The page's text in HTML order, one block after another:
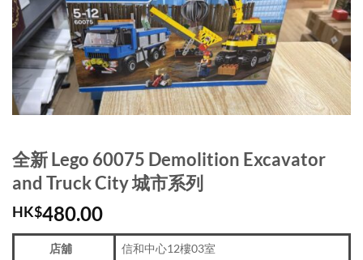
全新 Lego 60075 Demolition Excavator
and Truck City 城市系列
HK$480.00
店舖 信和中心12樓03室